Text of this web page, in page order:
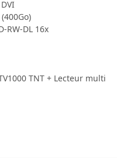
RW-DL 16x
TNT + Lecteur multi